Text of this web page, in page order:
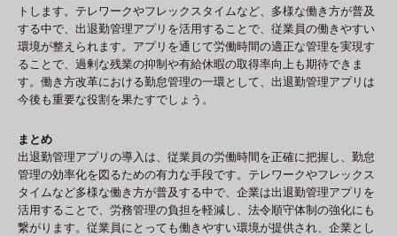
トします。テレワークやフレックスタイムなど、多様な働き方が普及
する中で、出退勤管理アプリを活用することで、従業員の働きやすい
環境が整えられます。アプリを通じて労働時間の適正な管理を実現す
ることで、過剰な残業の抑制や有給休暇の取得率向上も期待できま
す。働き方改革における勤怠管理の一環として、出退勤管理アプリは
今後も重要な役割を果たすでしょう。
まとめ
出退勤管理アプリの導入は、従業員の労働時間を正確に把握し、勤怠
管理の効率化を図るための有力な手段です。テレワークやフレックス
タイムなど多様な働き方が普及する中で、企業は出退勤管理アプリを
活用することで、労務管理の負担を軽減し、法令順守体制の強化にも
繋がります。従業員にとっても働きやすい環境が提供され、企業とし